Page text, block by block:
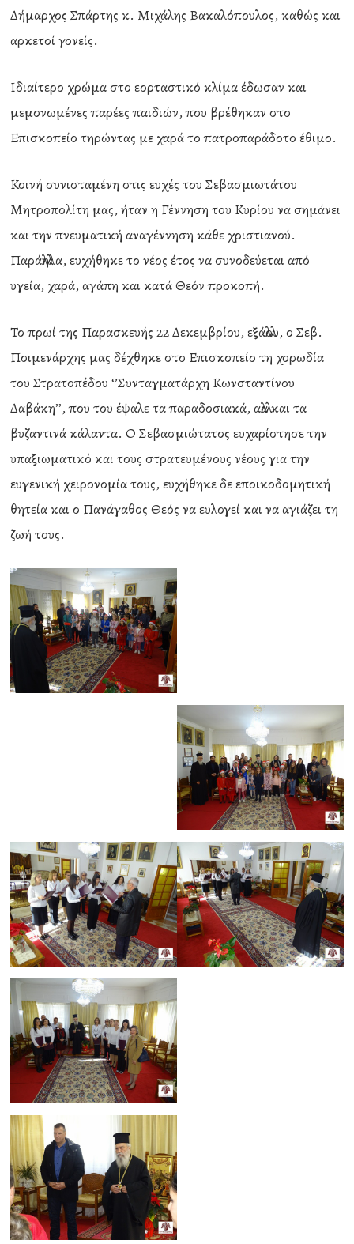
Δήμαρχος Σπάρτης κ. Μιχάλης Βακαλόπουλος, καθώς και
αρκετοί γονείς.
Ιδιαίτερο χρώμα στο εορταστικό κλίμα έδωσαν και
μεμονωμένες παρέες παιδιών, που βρέθηκαν στο
Επισκοπείο τηρώντας με χαρά το πατροπαράδοτο έθιμο.
Κοινή συνισταμένη στις ευχές του Σεβασμιωτάτου
Μητροπολίτη μας, ήταν η Γέννηση του Κυρίου να σημάνει
και την πνευματική αναγέννηση κάθε χριστιανού.
Παράλληλα, ευχήθηκε το νέος έτος να συνοδεύεται από
υγεία, χαρά, αγάπη και κατά Θεόν προκοπή.
Το πρωί της Παρασκευής 22 Δεκεμβρίου, εξάλλου, ο Σεβ.
Ποιμενάρχης μας δέχθηκε στο Επισκοπείο τη χορωδία
του Στρατοπέδου ‘’Συνταγματάρχη Κωνσταντίνου
Δαβάκη’’, που του έψαλε τα παραδοσιακά, αλλά και τα
βυζαντινά κάλαντα. Ο Σεβασμιώτατος ευχαρίστησε την
υπαξιωματικό και τους στρατευμένους νέους για την
ευγενική χειρονομία τους, ευχήθηκε δε εποικοδομητική
θητεία και ο Πανάγαθος Θεός να ευλογεί και να αγιάζει τη
ζωή τους.